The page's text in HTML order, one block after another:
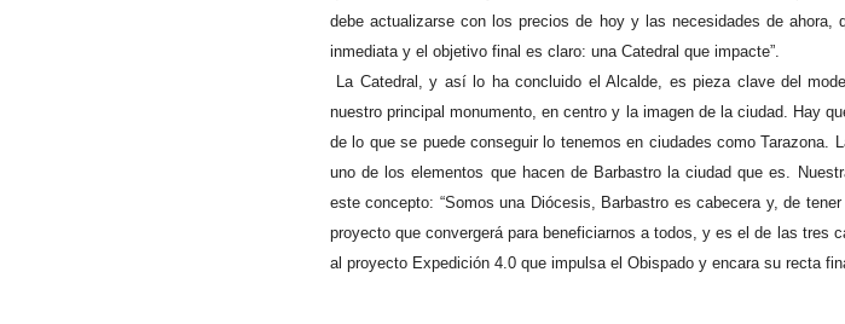
debe actualizarse con los precios de hoy y las necesidades de
inmediata y el objetivo final es claro: una Catedral que impacte”.
La Catedral, y así lo ha concluido el Alcalde, es pieza clave del
nuestro principal monumento, en centro y la imagen de la ciudad. Hay
de lo que se puede conseguir lo tenemos en ciudades como Tarazona.
uno de los elementos que hacen de Barbastro la ciudad que es.
este concepto: “Somos una Diócesis, Barbastro es cabecera y, de
proyecto que convergerá para beneficiarnos a todos, y es el de las tres
al proyecto Expedición 4.0 que impulsa el Obispado y encara su recta